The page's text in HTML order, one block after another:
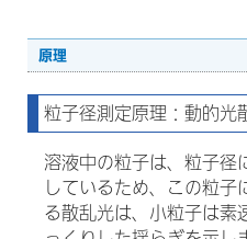
原理
粒子径測定原理：動的光
溶液中の粒子は、粒子径
しているため、この粒
る散乱光は、小粒子は素